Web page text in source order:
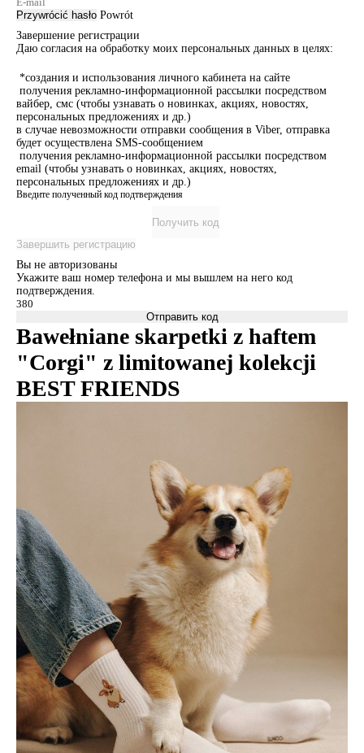
Przywrócić hasło Powrót
Завершение регистрации
Даю согласия на обработку моих персональных данных в целях:
*создания и использования личного кабинета на сайте
получения рекламно-информационной рассылки посредством
вайбер, смс (чтобы узнавать о новинках, акциях, новостях,
персональных предложениях и др.)
в случае невозможности отправки сообщения в Viber, отправка
будет осуществлена SMS-сообщением
получения рекламно-информационной рассылки посредством
email (чтобы узнавать о новинках, акциях, новостях,
персональных предложениях и др.)
Введите полученный код подтверждения
Получить код
Завершить регистрацию
Вы не авторизованы
Укажите ваш номер телефона и мы вышлем на него код
подтверждения.
Отправить код
Bawełniane skarpetki z haftem
"Corgi" z limitowanej kolekcji
BEST FRIENDS